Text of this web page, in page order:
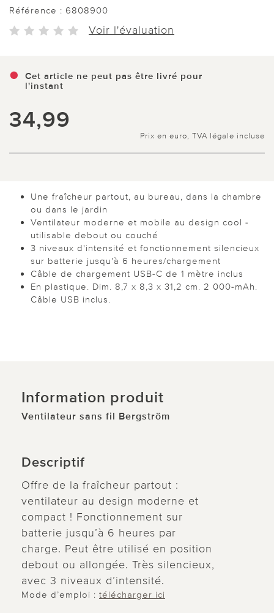
Référence : 6808900
Voir l'évaluation
Cet article ne peut pas être livré pour
l'instant
34,99
Prix en euro, TVA légale incluse
Une fraîcheur partout, au bureau, dans la chambre
ou dans le jardin
Ventilateur moderne et mobile au design cool -
utilisable debout ou couché
3 niveaux d'intensité et fonctionnement silencieux
sur batterie jusqu'à 6 heures/chargement
Câble de chargement USB-C de 1 mètre inclus
En plastique. Dim. 8,7 x 8,3 x 31,2 cm. 2 000-mAh.
Câble USB inclus.
Information produit
Ventilateur sans fil Bergström
Descriptif
Offre de la fraîcheur partout :
ventilateur au design moderne et
compact ! Fonctionnement sur
batterie jusqu’à 6 heures par
charge. Peut être utilisé en position
debout ou allongée. Très silencieux,
avec 3 niveaux d’intensité.
Mode d’emploi : télécharger ici